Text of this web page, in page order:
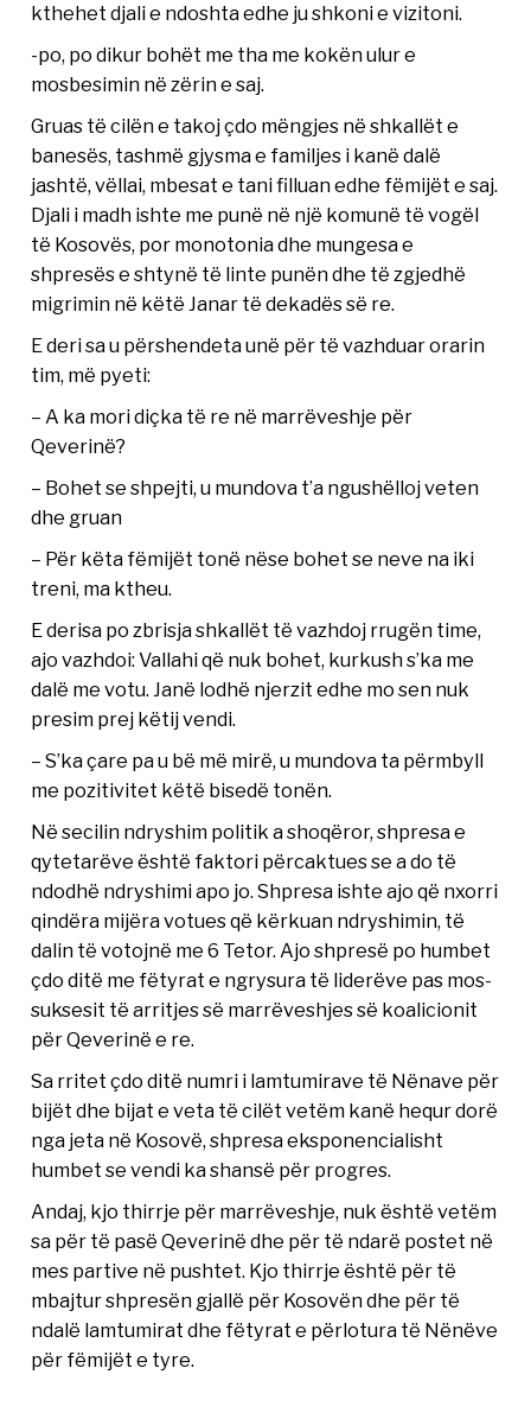
kthehet djali e ndoshta edhe ju shkoni e vizitoni.
-po, po dikur bohët me tha me kokën ulur e
mosbesimin në zërin e saj.
Gruas të cilën e takoj çdo mëngjes në shkallët e
banesës, tashmë gjysma e familjes i kanë dalë
jashtë, vëllai, mbesat e tani filluan edhe fëmijët e saj.
Djali i madh ishte me punë në një komunë të vogël
të Kosovës, por monotonia dhe mungesa e
shpresës e shtynë të linte punën dhe të zgjedhë
migrimin në këtë Janar të dekadës së re.
E deri sa u përshendeta unë për të vazhduar orarin
tim, më pyeti:
– A ka mori diçka të re në marrëveshje për
Qeverinë?
– Bohet se shpejti, u mundova t’a ngushëlloj veten
dhe gruan
– Për këta fëmijët tonë nëse bohet se neve na iki
treni, ma ktheu.
E derisa po zbrisja shkallët të vazhdoj rrugën time,
ajo vazhdoi: Vallahi që nuk bohet, kurkush s’ka me
dalë me votu. Janë lodhë njerzit edhe mo sen nuk
presim prej këtij vendi.
– S’ka çare pa u bë më mirë, u mundova ta përmbyll
me pozitivitet këtë bisedë tonën.
Në secilin ndryshim politik a shoqëror, shpresa e
qytetarëve është faktori përcaktues se a do të
ndodhë ndryshimi apo jo. Shpresa ishte ajo që nxorri
qindëra mijëra votues që kërkuan ndryshimin, të
dalin të votojnë me 6 Tetor. Ajo shpresë po humbet
çdo ditë me fëtyrat e ngrysura të liderëve pas mos-
suksesit të arritjes së marrëveshjes së koalicionit
për Qeverinë e re.
Sa rritet çdo ditë numri i lamtumirave të Nënave për
bijët dhe bijat e veta të cilët vetëm kanë hequr dorë
nga jeta në Kosovë, shpresa eksponencialisht
humbet se vendi ka shansë për progres.
Andaj, kjo thirrje për marrëveshje, nuk është vetëm
sa për të pasë Qeverinë dhe për të ndarë postet në
mes partive në pushtet. Kjo thirrje është për të
mbajtur shpresën gjallë për Kosovën dhe për të
ndalë lamtumirat dhe fëtyrat e përlotura të Nënëve
për fëmijët e tyre.